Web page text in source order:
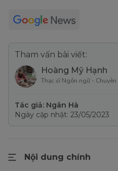
Tham vấn bài viết:
Hoàng Mỹ Hạnh
Thạc sĩ Ngôn ngữ -
Tác giả: Ngân Hà
Ngày cập nhật: 23/05/2023
Nội dung chính